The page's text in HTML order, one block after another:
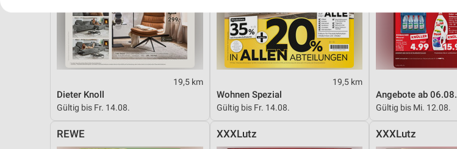
19,5 km
Dieter Knoll
Gültig bis Fr. 14.08.
19,5 km
Wohnen Spezial
Gültig bis Fr. 14.08.
Angebote ab 06.08.
Gültig bis Mi. 12.08.
REWE XXXLutz XXXLutz
Erstellung von Profilen zur Personalisierung von Inhalten
Verwendung von Profilen zur Auswahl personalisierter Inhalte
Messung der Performance von Inhalten
Analyse von Zielgruppen durch Statistiken oder Kombinationen von Daten aus verschiedenen